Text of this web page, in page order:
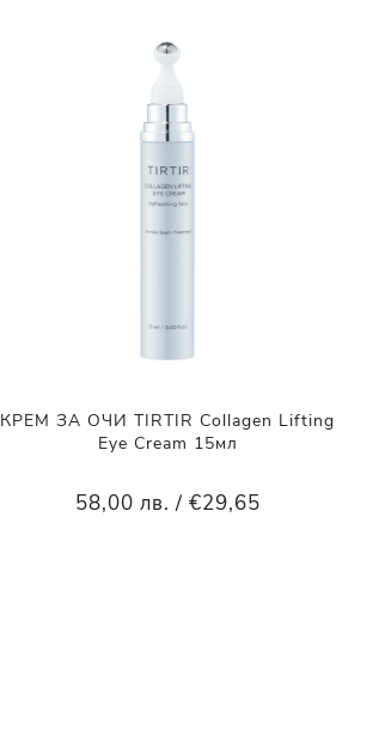
КРЕМ ЗА ОЧИ TIRTIR Collagen Lifting
Eye Cream 15мл
58,00 лв. / €29,65